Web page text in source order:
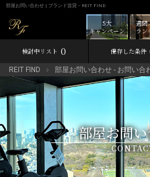
部屋お問い合わせ | ブランド賃貸－REIT FIND
週間
ラン
5大
キャンペーン
検討中リスト 0 保存した条件
REIT FIND 部屋お問い合わせ - お問い合
部屋お問